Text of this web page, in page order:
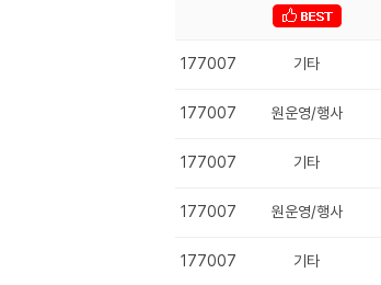
177007 기타
177007 원운영/행사
177007 기타
177007 원운영/행사
177007 기타